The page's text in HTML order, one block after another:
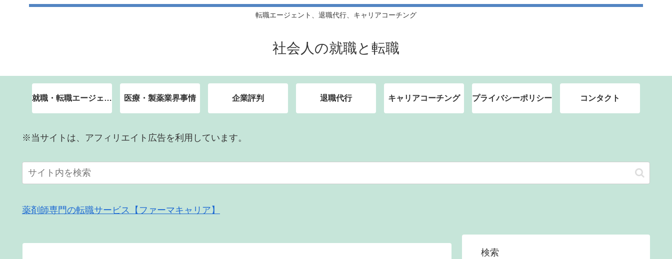
転職エージェント、退職代行、キャリアコーチング
社会人の就職と転職
就職・転職エージェント 医療・製薬業界事情 企業評判 退職代行 キャリアコーチング プライバシーポリシー コンタクト
※当サイトは、アフィリエイト広告を利用しています。
薬剤師専門の転職サービス【ファーマキャリア】
検索